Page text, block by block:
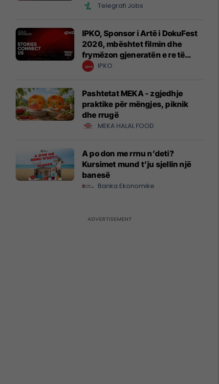
Telegrafi Jobs
IPKO, Sponsor i Artë i DokuFest
2026, mbështet filmin dhe
frymëzon gjeneratën e re të
krijuesve
IPKO
Pashtetat MEKA - zgjedhje
praktike për mëngjes, piknik
dhe rrugë
MEKA HALAL FOOD
A po don me rrnu n’deti?
Kursimet mund t’ju sjellin një
banesë
Banka Ekonomike